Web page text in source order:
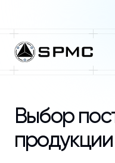
Выбор
продукции